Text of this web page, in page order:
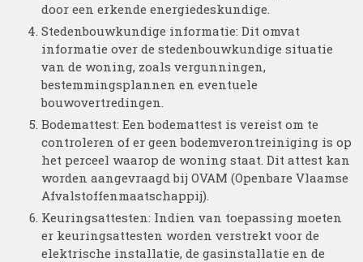
door een erkende energiedeskundige.
Stedenbouwkundige informatie: Dit omvat
informatie over de stedenbouwkundige situatie
van de woning, zoals vergunningen,
bestemmingsplannen en eventuele
bouwovertredingen.
Bodemattest: Een bodemattest is vereist om te
controleren of er geen bodemverontreiniging is op
het perceel waarop de woning staat. Dit attest kan
worden aangevraagd bij OVAM (Openbare Vlaamse
Afvalstoffenmaatschappij).
Keuringsattesten: Indien van toepassing moeten
er keuringsattesten worden verstrekt voor de
elektrische installatie, de gasinstallatie en de